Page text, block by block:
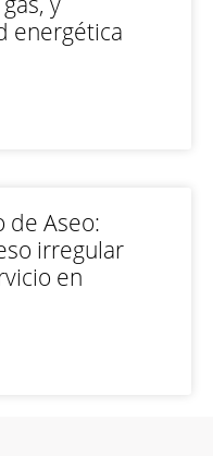
energética
de Aseo:
irregular
en